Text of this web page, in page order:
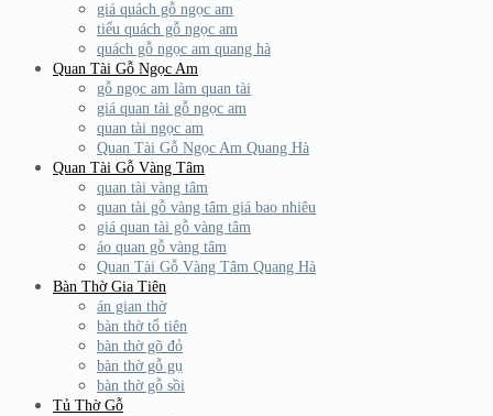
giá quách gỗ ngọc am
tiểu quách gỗ ngọc am
quách gỗ ngọc am quang hà
Quan Tài Gỗ Ngọc Am
gỗ ngọc am làm quan tài
giá quan tài gỗ ngọc am
quan tài ngọc am
Quan Tài Gỗ Ngọc Am Quang Hà
Quan Tài Gỗ Vàng Tâm
quan tài vàng tâm
quan tài gỗ vàng tâm giá bao nhiêu
giá quan tài gỗ vàng tâm
áo quan gỗ vàng tâm
Quan Tài Gỗ Vàng Tâm Quang Hà
Bàn Thờ Gia Tiên
án gian thờ
bàn thờ tổ tiên
bàn thờ gõ đỏ
bàn thờ gỗ gụ
bàn thờ gỗ sồi
Tủ Thờ Gỗ